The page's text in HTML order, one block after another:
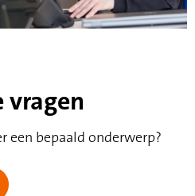
vragen
een bepaald onderwerp?